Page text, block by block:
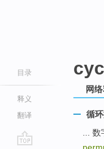
目录
释义
翻译
网
循
...